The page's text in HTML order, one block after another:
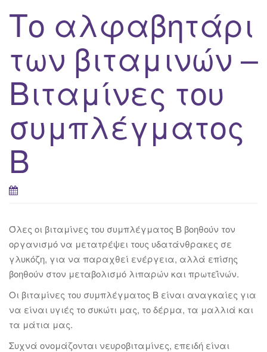
Το αλφαβητάρι
των βιταμινών –
Βιταμίνες του
συμπλέγματος
Β
Όλες οι βιταμίνες του συμπλέγματος Β βοηθούν τον
οργανισμό να μετατρέψει τους υδατάνθρακες σε
γλυκόζη, για να παραχθεί ενέργεια, αλλά επίσης
βοηθούν στον μεταβολισμό λιπαρών και πρωτεΐνών.
Οι βιταμίνες του συμπλέγματος Β είναι αναγκαίες για
να είναι υγιές το συκώτι μας, το δέρμα, τα μαλλιά και
τα μάτια μας.
Συχνά ονομάζονται νευροβιταμίνες, επειδή είναι